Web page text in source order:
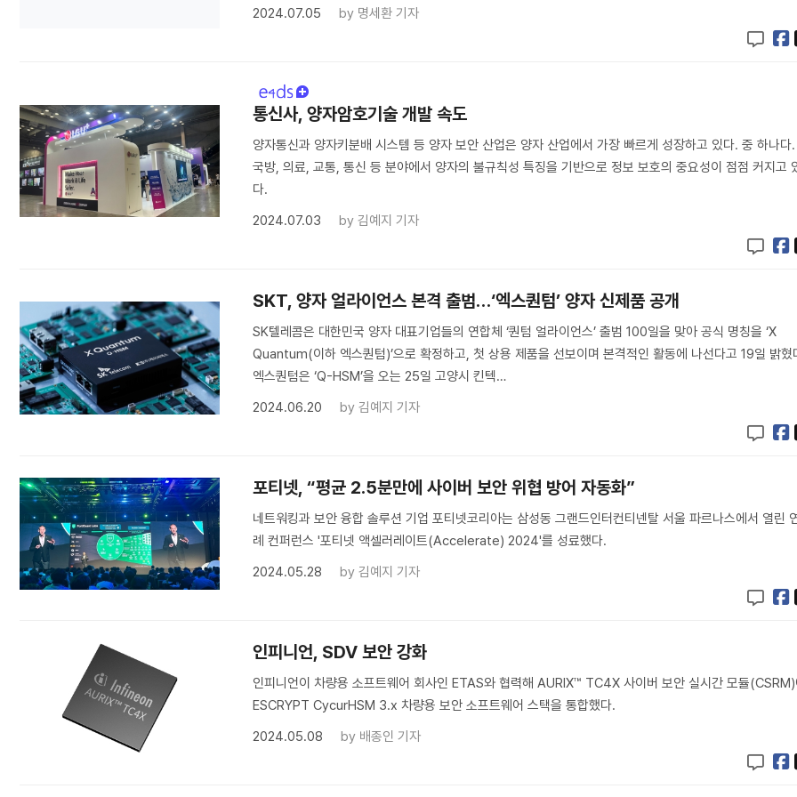
2024.07.05 by 명세환 기자
통신사, 양자암호기술 개발 속도
양자통신과 양자키분배 시스템 등 양자 보안 산업은 양자 산업에서 가장 빠르게 성장하고 있다. 중 하나다.
국방, 의료, 교통, 통신 등 분야에서 양자의 불규칙성 특징을 기반으로 정보 보호의 중요성이 점점 커지고
다.
2024.07.03
by김예지 기자
SKT, 양자 얼라이언스 본격 출범…‘엑스퀀텀’ 양자 신제품 공개
SK텔레콤은 대한민국 양자 대표기업들의 연합체 ‘퀀텀 얼라이언스’ 출범 100일을 맞아 공식 명칭을 ‘X
Quantum(이하 엑스퀀텀)’으로 확정하고, 첫 상용 제품을 선보이며 본격적인 활동에 나선다고 19일 밝혔
엑스퀀텀은 ‘Q-HSM’을 오는 25일 고양시 킨텍…
2024.06.20
by김예지 기자
포티넷, “평균 2.5분만에 사이버 보안 위협 방어 자동화”
네트워킹과 보안 융합 솔루션 기업 포티넷코리아는 삼성동 그랜드인터컨티넨탈 서울 파르나스에서 열린
례 컨퍼런스 '포티넷 액셀러레이트(Accelerate) 2024'를 성료했다.
2024.05.28
by김예지 기자
인피니언, SDV 보안 강화
인피니언이 차량용 소프트웨어 회사인 ETAS와 협력해 AURIX™ TC4X 사이버 보안 실시간 모듈
ESCRYPT CycurHSM 3.x 차량용 보안 소프트웨어 스택을 통합했다.
2024.05.08
by 배종인 기자